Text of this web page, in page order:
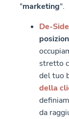
"marketing".
De-
stretto
del tuo
della
da